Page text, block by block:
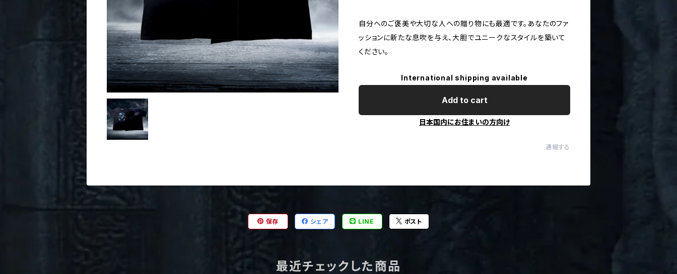
自分へのご褒美や大切な人への贈り物にも最適です。あなたのファ
ッションに新たな息吹を与え、大胆でユニークなスタイルを築いて
ください。
International shipping available
Add to cart
日本国内にお住まいの方向け
通報する
保存 シェア LINE ポスト
最近チェックした商品